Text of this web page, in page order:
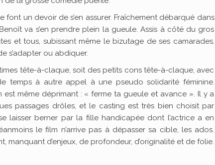
font un devoir de s’en assurer. Fraîchement débarqué dans
va s’en prendre plein la gueule. Assis à côté du gros
et tous, subissant même le bizutage de ses camarades.
s’adapter ou abdiquer.
tête-à-claque, soit des petits cons tête-à-claque, avec
temps à autre appel à une pseudo solidarité féminine.
est même déprimant : « ferme ta gueule et avance ». Il y a
passages drôles, et le casting est très bien choisit par
laisser berner par la fille handicapée dont l’actrice a en
le film n’arrive pas à dépasser sa cible, les ados.
manquant d’enjeux, de profondeur, d’originalité et de folie.